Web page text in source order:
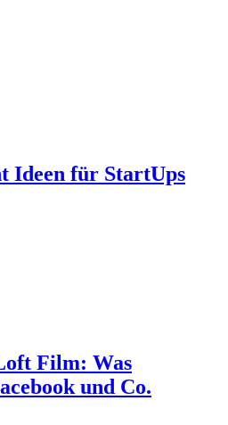
Ideen für StartUps
Film: Was
und Co.